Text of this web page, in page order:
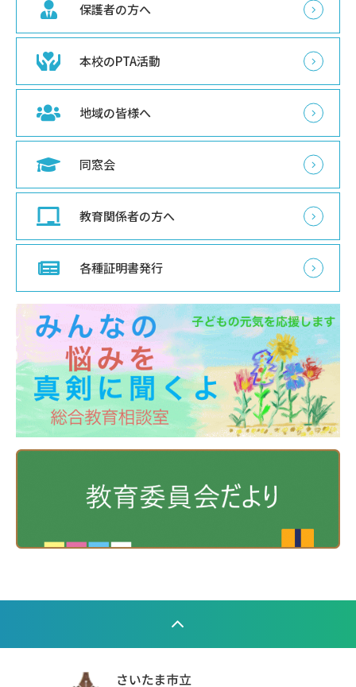
保護者の方へ
本校のPTA活動
地域の皆様へ
同窓会
教育関係者の方へ
各種証明書発行